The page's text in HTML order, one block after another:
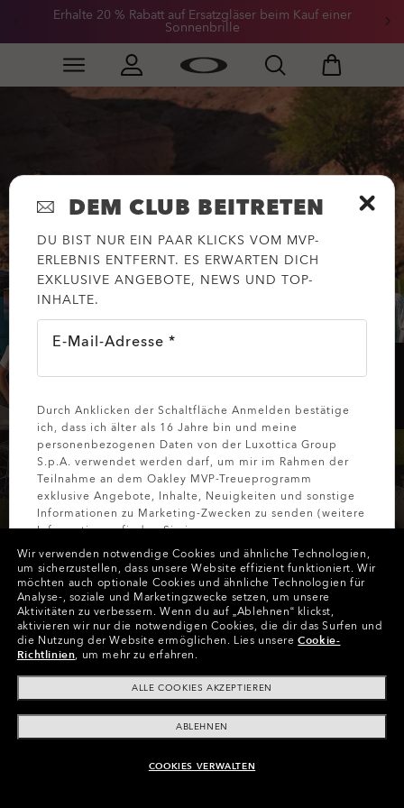
Skip to
Erhalte 20 % Rabatt auf Ersatzgläser beim Kauf einer
Sonnenbrille
Slide 3 of 3. Erhalte 20 % Rabatt auf Ersatzgläser
TEAM OAKLEY TRÄGT DIE GOLF COLLECTION
A NEW COURSE
IS CALLING
KOLLEKTION SHOPPEN
Wir verwenden notwendige Cookies und ähnliche Technologien,
um sicherzustellen, dass unsere Website effizient funktioniert. Wir
möchten auch optionale Cookies und ähnliche Technologien für
Analyse-, soziale und Marketingzwecke setzen, um unsere
Aktivitäten zu verbessern. Wenn du auf „Ablehnen“ klickst,
aktivieren wir nur die notwendigen Cookies, die dir das Surfen und
die Nutzung der Website ermöglichen. Lies unsereCookie-
Richtlinien, um mehr zu erfahren.
ALLE COOKIES AKZEPTIEREN
ABLEHNEN
COOKIES VERWALTEN
DEM CLUB BEITRETEN
DU BIST NUR EIN PAAR KLICKS VOM MVP-
ERLEBNIS ENTFERNT. ES ERWARTEN DICH
EXKLUSIVE ANGEBOTE, NEWS UND TOP-
INHALTE.
E-Mail-Adresse *
Durch Anklicken der Schaltfläche Anmelden bestätige
ich, dass ich älter als 16 Jahre bin und meine
personenbezogenen Daten von der Luxottica Group
S.p.A. verwendet werden darf, um mir im Rahmen der
Teilnahme an dem Oakley MVP-Treueprogramm
exklusive Angebote, Inhalte, Neuigkeiten und sonstige
Informationen zu Marketing-Zwecken zu senden (weitere
Informationen finden Sie in unserer
Datenschutzbestimmungen ).
MELDEN SIE